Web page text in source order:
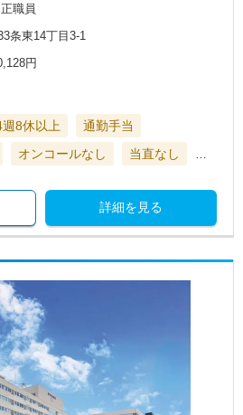
職員
条東14丁目3-1
円
週8休以上
通勤手当
オンコールなし 当直なし
詳細を見る